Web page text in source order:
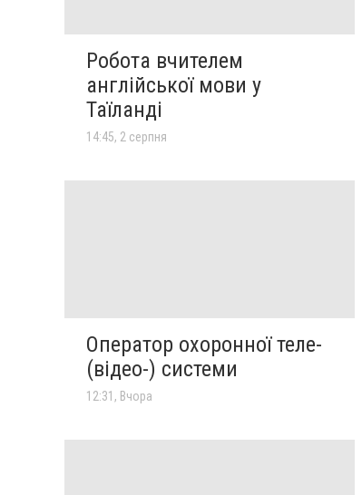
Робота вчителем
англійської мови у
Таїланді
14:45, 2 серпня
Оператор охоронної теле-
(відео-) системи
12:31, Вчора